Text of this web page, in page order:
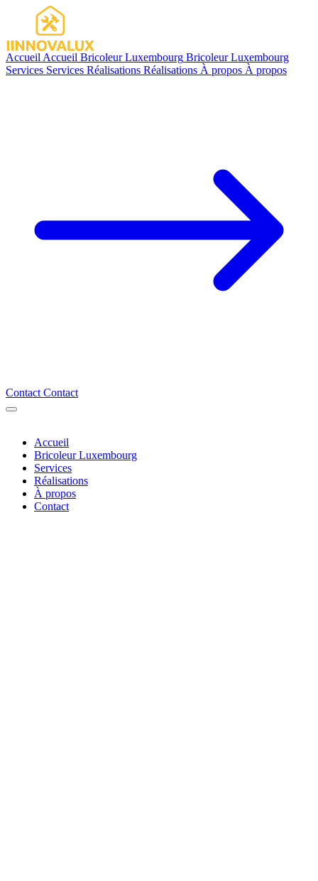
Accueil Accueil Bricoleur Luxembourg Bricoleur Luxembourg
Services Services Réalisations Réalisations À propos À propos
Contact Contact
Accueil
Bricoleur Luxembourg
Services
Réalisations
À propos
Contact